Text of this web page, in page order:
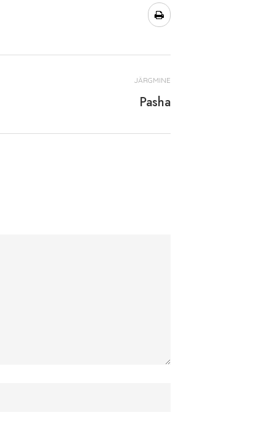
JÄRGMINE
Pasha